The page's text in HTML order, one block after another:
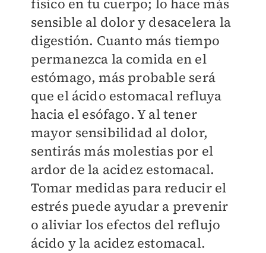
físico en tu cuerpo; lo hace más
sensible al dolor y desacelera la
digestión. Cuanto más tiempo
permanezca la comida en el
estómago, más probable será
que el ácido estomacal refluya
hacia el esófago. Y al tener
mayor sensibilidad al dolor,
sentirás más molestias por el
ardor de la acidez estomacal.
Tomar medidas para reducir el
estrés puede ayudar a prevenir
o aliviar los efectos del reflujo
ácido y la acidez estomacal.